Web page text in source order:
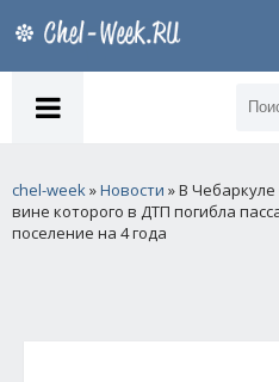
chel-week»Новости » В
вине которого в ДТП погибла
поселение на 4 года